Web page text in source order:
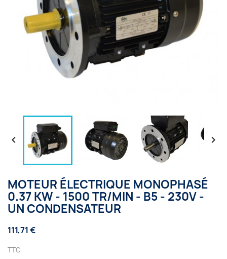
 
MOTEUR ÉLECTRIQUE MONOPHASÉ
0.37 KW - 1500 TR/MIN - B5 - 230V -
UN CONDENSATEUR
111,71 €
TTC